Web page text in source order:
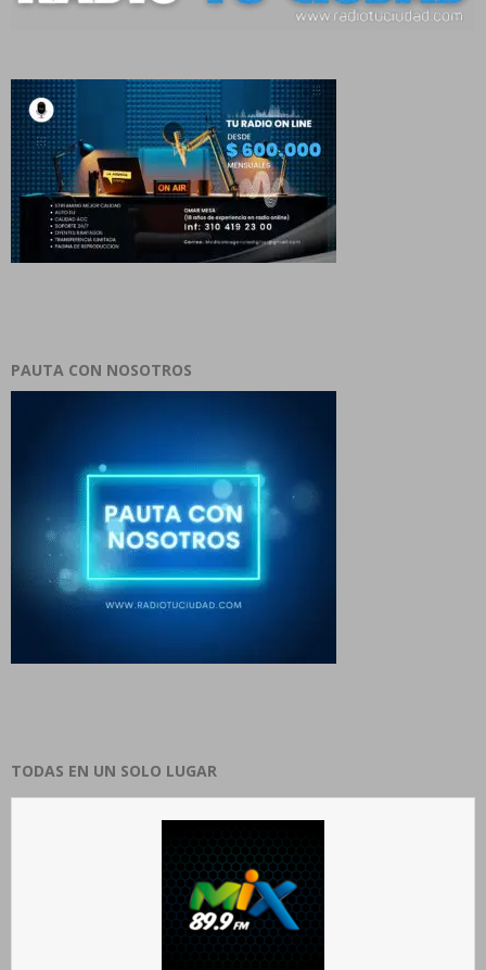
PAUTA CON NOSOTROS
TODAS EN UN SOLO LUGAR